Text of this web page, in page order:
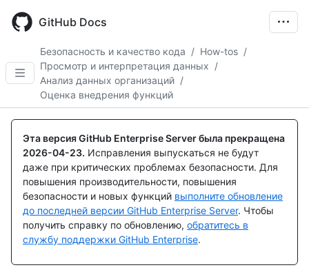
main
GitHub Docs
Безопасность и качество кода / How-tos /
Просмотр и интерпретация данных /
Анализ данных организаций /
Оценка внедрения функций
Эта версия GitHub Enterprise Server была прекращена
2026-04-23. Исправления выпускаться не будут
даже при критических проблемах безопасности. Для
повышения производительности, повышения
безопасности и новых функций выполните обновление
до последней версии GitHub Enterprise Server. Чтобы
получить справку по обновлению, обратитесь в
службу поддержки GitHub Enterprise.